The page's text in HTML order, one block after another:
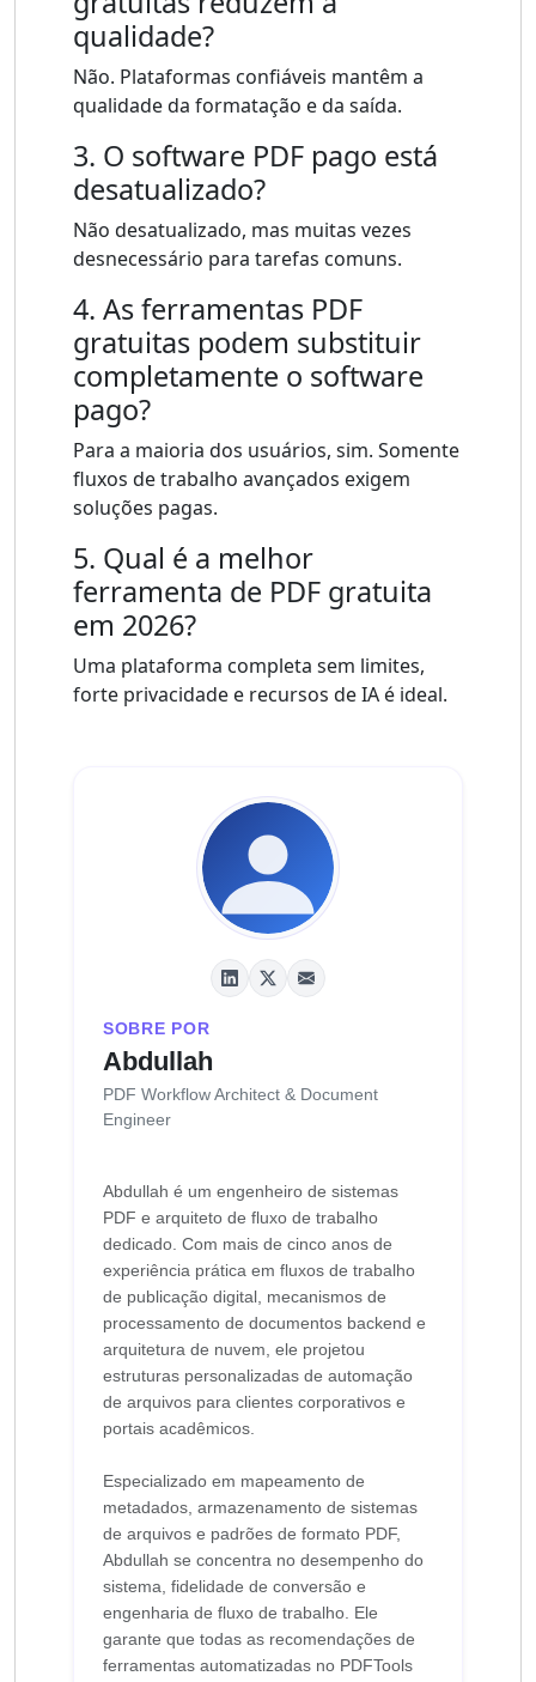
qualidade?
Não. Plataformas confiáveis ​​mantêm a
qualidade da formatação e da saída.
3. O software PDF pago está
desatualizado?
Não desatualizado, mas muitas vezes
desnecessário para tarefas comuns.
4. As ferramentas PDF
gratuitas podem substituir
completamente o software
pago?
Para a maioria dos usuários, sim. Somente
fluxos de trabalho avançados exigem
soluções pagas.
5. Qual é a melhor
ferramenta de PDF gratuita
em 2026?
Uma plataforma completa sem limites,
forte privacidade e recursos de IA é ideal.
SOBRE POR
Abdullah
PDF Workflow Architect & Document
Engineer
Abdullah é um engenheiro de sistemas
PDF e arquiteto de fluxo de trabalho
dedicado. Com mais de cinco anos de
experiência prática em fluxos de trabalho
de publicação digital, mecanismos de
processamento de documentos backend e
arquitetura de nuvem, ele projetou
estruturas personalizadas de automação
de arquivos para clientes corporativos e
portais acadêmicos.
Especializado em mapeamento de
metadados, armazenamento de sistemas
de arquivos e padrões de formato PDF,
Abdullah se concentra no desempenho do
sistema, fidelidade de conversão e
engenharia de fluxo de trabalho. Ele
garante que todas as recomendações de
ferramentas automatizadas no PDFTools